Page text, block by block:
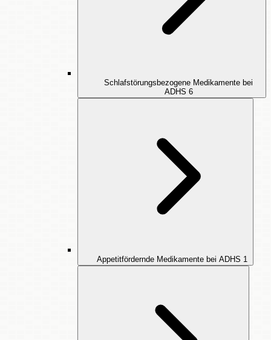
Schlafstörungsbezogene Medikamente bei
ADHS 6
Appetitfördernde Medikamente bei ADHS 1